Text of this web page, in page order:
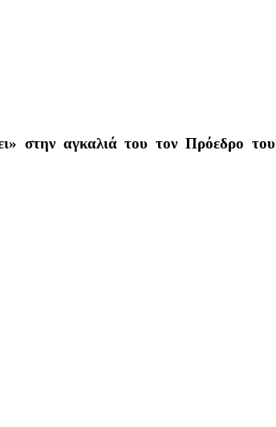
αγκαλιά του τον Πρόεδρο του